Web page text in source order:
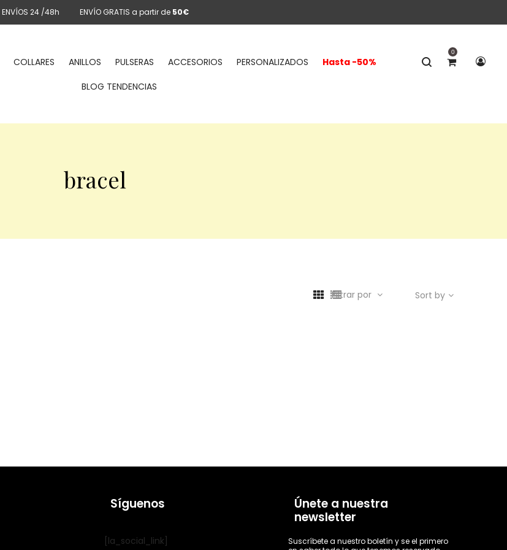
ENVÍOS 24 /48h ENVÍO GRATIS a partir de 50€
0
COLLARES ANILLOS PULSERAS ACCESORIOS PERSONALIZADOS
Hasta -50%
BLOG TENDENCIAS
bracel
Sort by
Filtrar por
Síguenos
[la_social_link]
Únete a nuestra
newsletter
Suscríbete a nuestro boletín y se el primero